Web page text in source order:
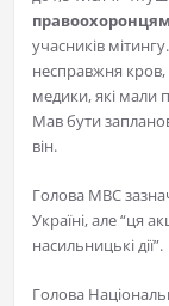
учасників мітингу.
несправжня
медики, які мали
Мав бути
він.
Голова МВС
Україні, але “ця
насильницькі дії”.
Голова